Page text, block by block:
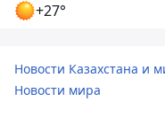
+27°
Новости Казахстана и
Новости мира